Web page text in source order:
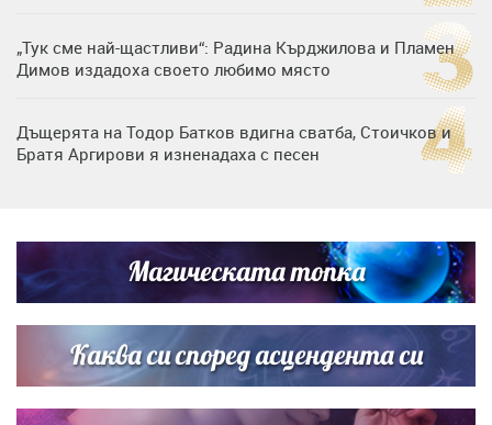
„Тук сме най-щастливи“: Радина Кърджилова и Пламен
Димов издадоха своето любимо място
Дъщерята на Тодор Батков вдигна сватба, Стоичков и
Братя Аргирови я изненадаха с песен
Списъкът е ясен: Джей Ло и Риана във ВИП гостите на
сватбата на Роналдо
Магическата топка
Каква си според асцендента си